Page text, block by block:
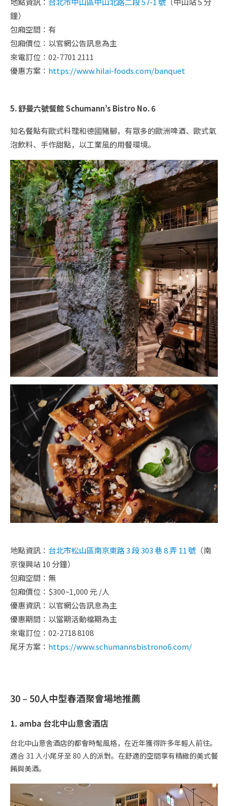
鐘）
包廂空間：有
包廂價位： 以官網公告訊息為主
來電訂位：02-7701 2111
優惠方案： https://www.hilai-foods.com/banquet
5. 舒曼六號餐館 Schumann’s Bistro No. 6
知名餐點有歐式料理和德國豬腳，有眾多的歐洲啤酒、歐式氣
泡飲料、手作甜點，以工業風的用餐環境。
地點資訊： 台北市松山區南京東路 3 段 303 巷 8 弄 11 號 （南
京復興站 10 分鐘）
包廂空間：無
包廂價位：$300~1,000 元 /人
優惠資訊： 以官網公告訊息為主
優惠期間： 以當期活動檔期為主
來電訂位：02-2718 8108
尾牙方案： https://www.schumannsbistrono6.com/
30 – 50人中型春酒聚會場地推薦
1. amba 台北中山意舍酒店
台北中山意舍酒店的都會時髦風格，在近年獲得許多年輕人前往。
適合 31 人小尾牙至 80 人的派對。在舒適的空間享有精緻的美式餐
餚與美酒。